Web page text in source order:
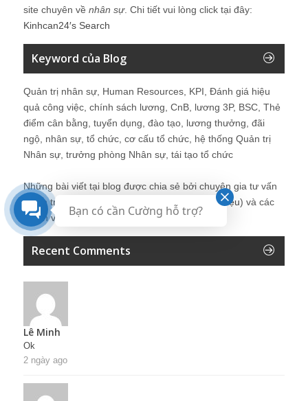
site chuyên về nhân sự. Chi tiết vui lòng click tại đây:
Kinhcan24′s Search
Keyword của Blog
Quản trị nhân sự, Human Resources, KPI, Đánh giá hiệu
quả công việc, chính sách lương, CnB, lương 3P, BSC, Thẻ
điểm cân bằng, tuyển dụng, đào tạo, lương thưởng, đãi
ngộ, nhân sự, tổ chức, cơ cấu tổ chức, hệ thống Quản trị
Nhân sự, trưởng phòng Nhân sự, tái tạo tổ chức
Những bài viết tại blog được chia sẻ bởi chuyên gia tư vấn
Quản trị Nhân sự Nguyễn Hùng Cường (
giới thiệu) và các
thành viên khác trong cộng đồng Nhân sự.
Recent Comments
Lê Minh
Ok
2 ngày ago
Bạn có cần Cường hỗ trợ?